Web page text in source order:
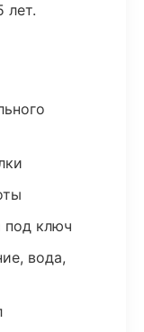
лет.
под ключ
вода,